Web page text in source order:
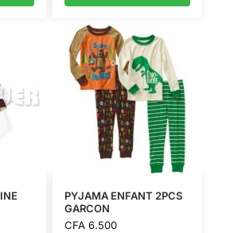
PYJAMA ENFANT 2PCS
GARCON
CFA6.500